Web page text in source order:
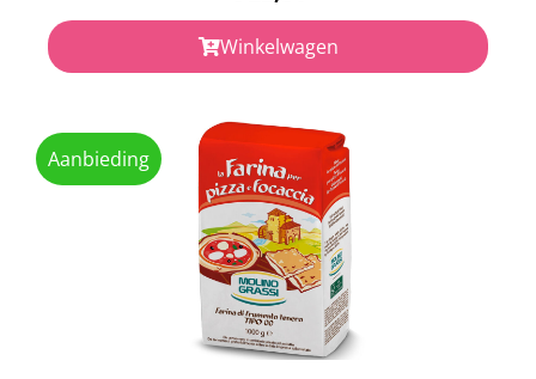
Winkelwagen
Aanbieding